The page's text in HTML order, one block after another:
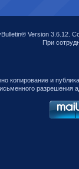
Version 3.6.12.
При
копирование и
разрешения